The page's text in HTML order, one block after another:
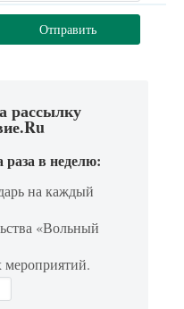
Отправить
рассылку
в неделю:
на каждый
«Вольный